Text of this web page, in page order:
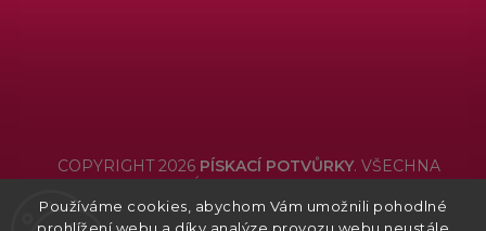
Používáme cookies, abychom Vám umožnili pohodlné
COPYRIGHT 2026 PÍSKACÍ POTVŮRKY. VŠECHNA
Grafický návrh vytvořil a nakódoval Shoptak.cz